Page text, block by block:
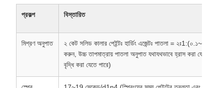
প্রকল্প বিস্তারিত
মিশ্রণ অনুপাত
২ কেট সলিড কালার পেইন্টঃ হার্ডিং এজেন্টঃ পাতলা =
করুন, উচ্চ তাপমাত্রায় পাতলা অনুপাত যথাযথভাবে হ্রাস করা যেতে
বৃদ্ধি করা যেতে পারে)